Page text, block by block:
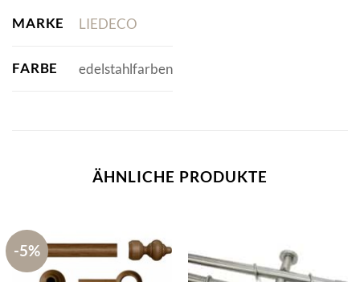
MARKE LIEDECO
FARBE edelstahlfarben
ÄHNLICHE PRODUKTE
-5%